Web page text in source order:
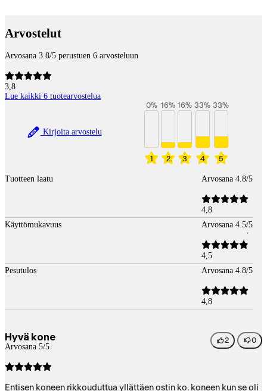
Arvostelut
Arvosana 3.8/5 perustuen 6 arvosteluun
3,8
Lue kaikki 6 tuotearvostelua
Kirjoita arvostelu
1
0%
2
16%
3
16%
4
33%
5
33%
Tuotteen laatu Arvosana 4.8/5
4,8
Käyttömukavuus
Arvosana 4.5/5
4,5
Pesutulos
Arvosana 4.8/5
4,8
Hyvä kone
Arvosana 5/5
2 0
Entisen koneen rikkouduttua yllättäen ostin ko. koneen kun se oli